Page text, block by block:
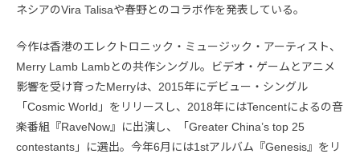
ネシアのVira Talisaや春野とのコラボ作を発表している。
今作は香港のエレクトロニック・ミュージック・アーティスト、
Merry Lamb Lambとの共作シングル。ビデオ・ゲームとアニメ
影響を受け育ったMerryは、2015年にデビュー・シングル
「Cosmic World」をリリースし、2018年にはTencentによるの音
楽番組『RaveNow』に出演し、「Greater China’s top 25
contestants」に選出。今年6月には1stアルバム『Genesis』をリ